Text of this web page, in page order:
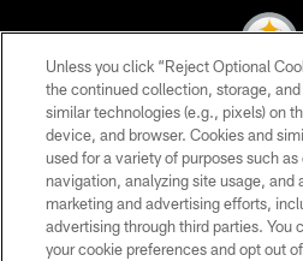
© 2026 Pittsburgh Steelers.
PRIVACY
TERMS OF
Unless you click “Reject Optional
the continued collection, storage,
similar technologies (e.g., pixels) on
device, and browser. Cookies and
used for a variety of purposes such
navigation, analyzing site usage, and
marketing and advertising efforts,
advertising through third parties. You
your cookie preferences and opt out